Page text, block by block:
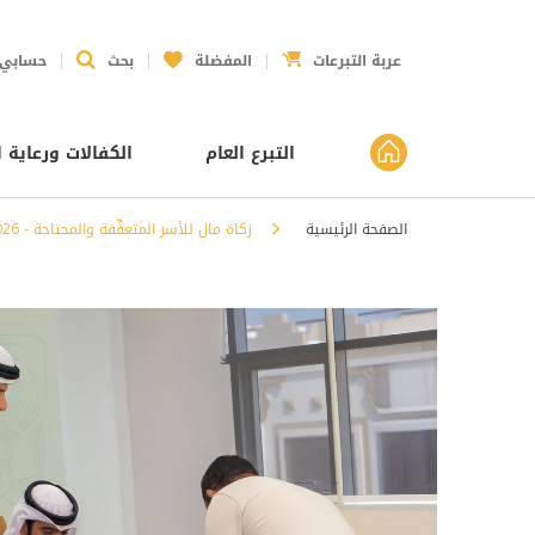
حسابي بحث المفضلة عربة التبرعات
التبرع العام الكفالات ورعاية
الصفحة الرئيسية زكاة مال للأسر المتعفِّفة والمحتاجة - 2026